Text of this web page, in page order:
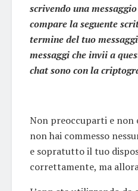
scrivendo una
compare la seguente
termine del tuo
messaggi che invii a
chat sono con la
Non preoccuparti e non
non hai commesso
e sopratutto il tuo
correttamente, ma allora